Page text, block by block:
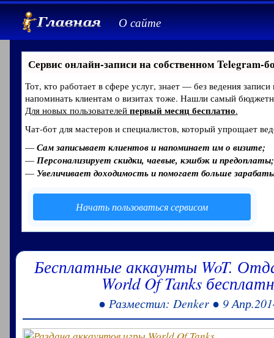
О сайте
Сервис онлайн-записи на собственном Telegram-
Тот, кто работает в сфере услуг, знает — без ведения
напоминать клиентам о визитах тоже. Нашли самый
Для новых пользователей первый месяц бесплатно.
Чат-бот для мастеров и специалистов, который упрощает
— Сам записывает клиентов и напоминает им о визите;
— Персонализирует скидки, чаевые, кэшбэк и предоплаты;
— Увеличивает доходимость и помогает больше
Начать пользоваться сервисом
Бесплатные аккаунты WoT.
World Of Tanks
● Разместил: Denker ● 9